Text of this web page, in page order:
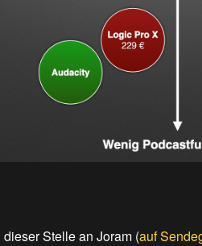
Stelle an Joram (auf